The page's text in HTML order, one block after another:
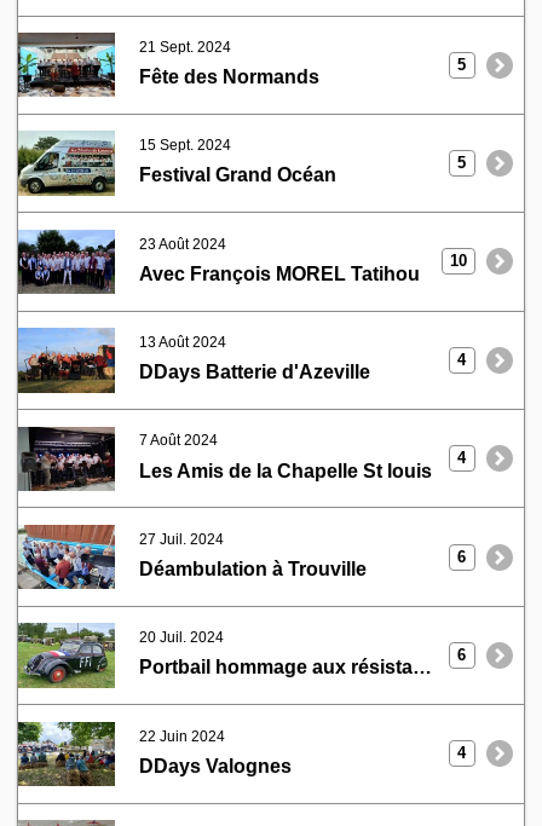
21 Sept. 2024
Fête des Normands
5
15 Sept. 2024
Festival Grand Océan
5
23 Août 2024
Avec François MOREL Tatihou
10
13 Août 2024
DDays Batterie d'Azeville
4
7 Août 2024
Les Amis de la Chapelle St louis
4
27 Juil. 2024
Déambulation à Trouville
6
20 Juil. 2024
Portbail hommage aux résistants
6
22 Juin 2024
DDays Valognes
4